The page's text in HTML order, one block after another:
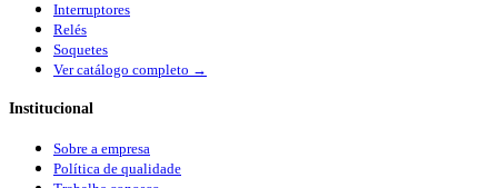
Interruptores
Relés
Soquetes
Ver catálogo completo →
Institucional
Sobre a empresa
Política de qualidade